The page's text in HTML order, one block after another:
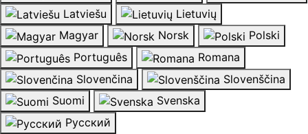
Latviešu
Lietuvių
Magyar
Norsk
Polski
Português
Romana
Slovenčina
Slovenščina
Suomi
Svenska
Русский